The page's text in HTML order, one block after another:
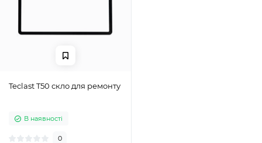
Teclast T50 скло для ремонту
В наявності
0